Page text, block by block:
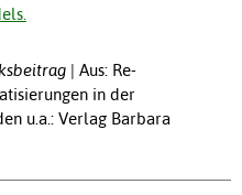
Aus: Re-
in der
u.a.: Verlag Barbara